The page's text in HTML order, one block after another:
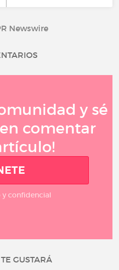
Newswire
y sé
comentar
y confidencial
GUSTARÁ